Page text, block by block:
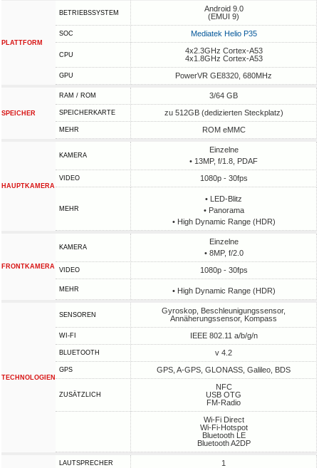
PLATTFORM
BETRIEBSSYSTEM
Android 9.0
(EMUI 9)
SOC Mediatek Helio P35
CPU
4x2.3GHz Cortex-A53
4x1.8GHz Cortex-A53
GPU PowerVR GE8320, 680MHz
SPEICHER
RAM / ROM 3/64 GB
SPEICHERKARTE zu 512GB (dedizierten Steckplatz)
MEHR ROM eMMC
HAUPTKAMERA
KAMERA
Einzelne
• 13MP, f/1.8, PDAF
VIDEO 1080p - 30fps
MEHR
• LED-Blitz
• Panorama
• High Dynamic Range (HDR)
FRONTKAMERA
KAMERA
Einzelne
• 8MP, f/2.0
VIDEO 1080p - 30fps
MEHR • High Dynamic Range (HDR)
TECHNOLOGIEN
SENSOREN
Gyroskop, Beschleunigungssensor,
Annäherungssensor, Kompass
WI-FI IEEE 802.11 a/b/g/n
BLUETOOTH v 4.2
GPS GPS, A-GPS, GLONASS, Galileo, BDS
ZUSÄTZLICH
NFC
USB OTG
FM-Radio
Wi-Fi Direct
Wi-Fi-Hotspot
Bluetooth LE
Bluetooth A2DP
LAUTSPRECHER 1